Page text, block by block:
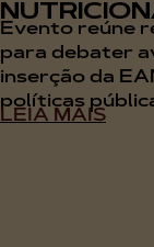
Evento reúne
para debater
inserção da
políticas
LEIA MAIS